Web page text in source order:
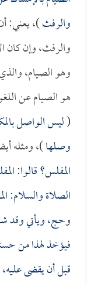
والرفث)، يعني:
والرفث، وإن كان
وهو الصيام،
هو الصيام عن
(ليس الواصل
وصلها)، ومثله
المفلس؟ قالوا:
الصلاة والسلام:
وحج، ويأتي وقد
فيؤخذ لهذا من
قبل أن يقضى